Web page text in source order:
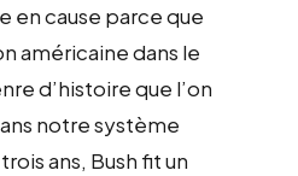
en cause parce que
américaine dans le
d’histoire que l’on
notre système
ans, Bush fit un